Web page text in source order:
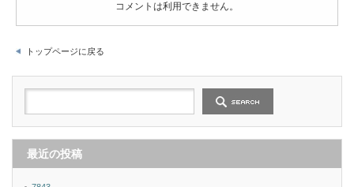
コメントは利用できません。
トップページに戻る
最近の投稿